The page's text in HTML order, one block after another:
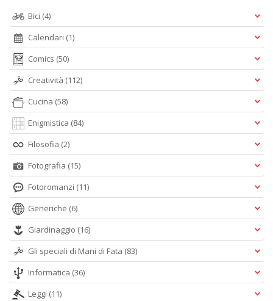
Bici (4)
Calendari (1)
Comics (50)
Creatività (112)
Cucina (58)
Enigmistica (84)
Filosofia (2)
Fotografia (15)
Fotoromanzi (11)
Generiche (6)
Giardinaggio (16)
Gli speciali di Mani di Fata (83)
Informatica (36)
Leggi (11)